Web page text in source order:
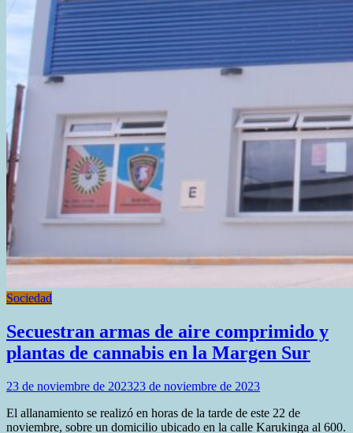
Sociedad
Secuestran armas de aire comprimido y
plantas de cannabis en la Margen Sur
23 de noviembre de 202323 de noviembre de 2023
El allanamiento se realizó en horas de la tarde de este 22 de
noviembre, sobre un domicilio ubicado en la calle Karukinga al 600.